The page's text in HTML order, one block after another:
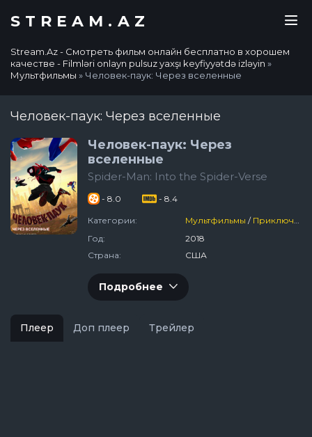
STREAM.AZ
Stream.Az - Смотреть фильм онлайн бесплатно в хорошем
качестве - Filmləri onlayn pulsuz yaxşı keyfiyyətdə izləyin »
Мультфильмы » Человек-паук: Через вселенные
Человек-паук: Через вселенные
Человек-паук: Через
вселенные
Spider-Man: Into the Spider-Verse
- 8.0 - 8.4
Категории: Мультфильмы / Приключения
Год:
2018
Страна:
США
Подробнее
Плеер Доп плеер Трейлер